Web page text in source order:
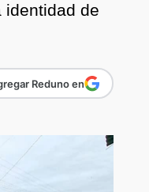
identidad de
Reduno en